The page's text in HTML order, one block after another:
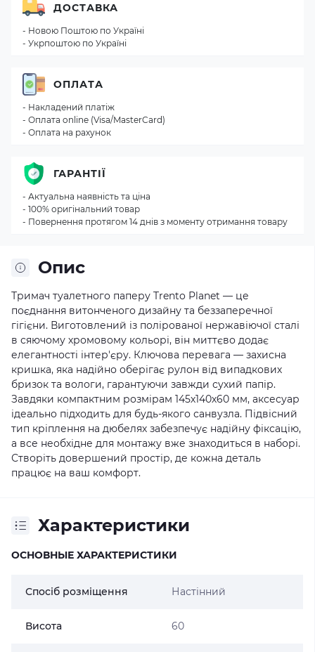
Опис
Тримач туалетного паперу Trento Planet — це
поєднання витонченого дизайну та беззаперечної
гігієни. Виготовлений із полірованої нержавіючої сталі
в сяючому хромовому кольорі, він миттєво додає
елегантності інтер'єру. Ключова перевага — захисна
кришка, яка надійно оберігає рулон від випадкових
бризок та вологи, гарантуючи завжди сухий папір.
Завдяки компактним розмірам 145х140х60 мм, аксесуар
ідеально підходить для будь-якого санвузла. Підвісний
тип кріплення на дюбелях забезпечує надійну фіксацію,
а все необхідне для монтажу вже знаходиться в наборі.
Створіть довершений простір, де кожна деталь
працює на ваш комфорт.
Характеристики
ОСНОВНЫЕ ХАРАКТЕРИСТИКИ
Спосіб розміщення Настінний
Висота 60
ДОСТАВКА
- Новою Поштою по Україні
- Укрпоштою по Україні
ОПЛАТА
- Накладений платіж
- Оплата online (Visa/MasterCard)
- Оплата на рахунок
ГАРАНТІЇ
- Актуальна наявність та ціна
- 100% оригінальний товар
- Повернення протягом 14 днів з моменту отримання товару